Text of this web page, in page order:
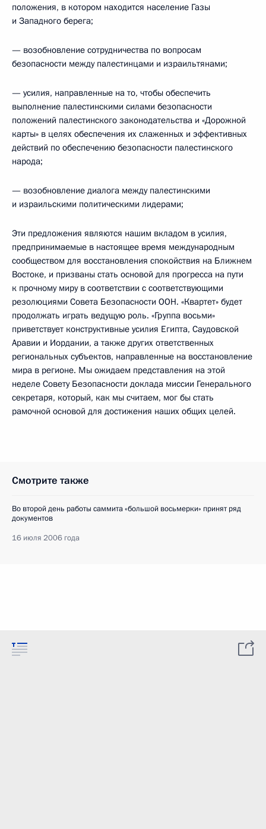
положения, в котором находится население Газы
и Западного берега;
— возобновление сотрудничества по вопросам
безопасности между палестинцами и израильтянами;
— усилия, направленные на то, чтобы обеспечить
выполнение палестинскими силами безопасности
положений палестинского законодательства и «Дорожной
карты» в целях обеспечения их слаженных и эффективных
действий по обеспечению безопасности палестинского
народа;
— возобновление диалога между палестинскими
и израильскими политическими лидерами;
Эти предложения являются нашим вкладом в усилия,
предпринимаемые в настоящее время международным
сообществом для восстановления спокойствия на Ближнем
Востоке, и призваны стать основой для прогресса на пути
к прочному миру в соответствии с соответствующими
резолюциями Совета Безопасности ООН. «Квартет» будет
продолжать играть ведущую роль. «Группа восьми»
приветствует конструктивные усилия Египта, Саудовской
Аравии и Иордании, а также других ответственных
региональных субъектов, направленные на восстановление
мира в регионе. Мы ожидаем представления на этой
неделе Совету Безопасности доклада миссии Генерального
секретаря, который, как мы считаем, мог бы стать
рамочной основой для достижения наших общих целей.
Смотрите также
Во второй день работы саммита «большой восьмерки» принят ряд
документов
16 июля 2006 года